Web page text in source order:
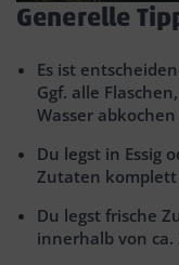
Generelle
Es ist
Ggf. alle
Wasser
Du legst in Essig
Zutaten
Du legst frische
innerhalb von ca.